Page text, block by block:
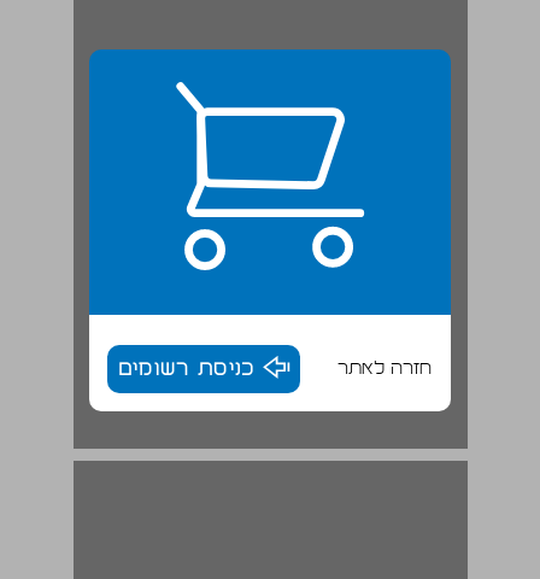
חזרה לאתר כניסת רשומים
המחקר בקהילת המודיעין בעידן הבינה המלאכותית ... 19